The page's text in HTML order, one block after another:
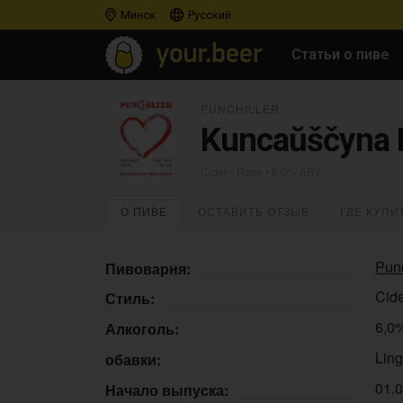
Минск Русский
Статьи о пиве
Kuncaŭščyna
О ПИВЕ
Пивоварня:
Стиль:
Алкоголь:
обавки:
Начало выпуска: